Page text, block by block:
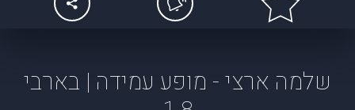
שלמה ארצי - מופע עמידה | בארבי